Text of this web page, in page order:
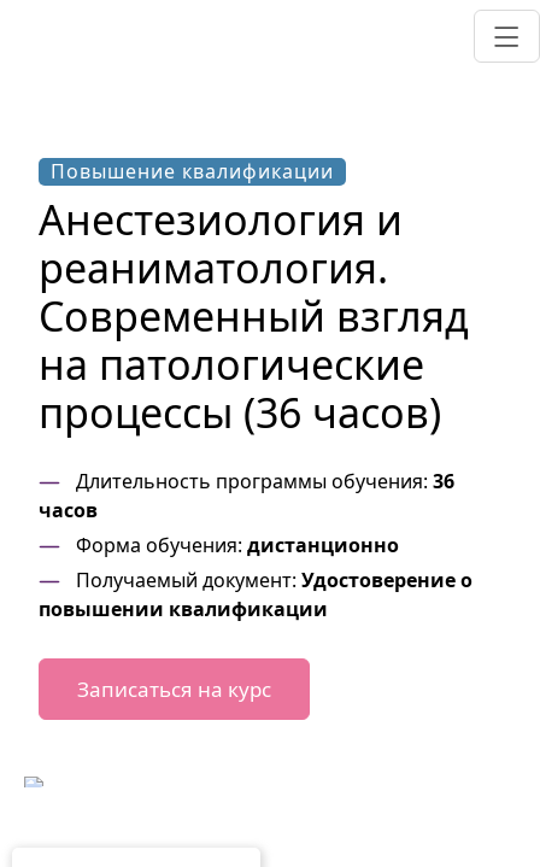
Повышение квалификации
Анестезиология и
реаниматология.
Современный взгляд
на патологические
процессы (36 часов)
Длительность программы обучения: 36
часов
Форма обучения: дистанционно
Получаемый документ: Удостоверение о
повышении квалификации
Записаться на курс